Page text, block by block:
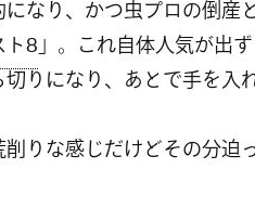
なり、かつ虫プロの倒産
8」。これ自体人気が出
りになり、あとで手を入
りな感じだけどその分迫